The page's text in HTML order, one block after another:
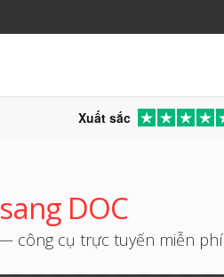
Xuất sắc
DOC
công cụ trực tuyến miễn phí